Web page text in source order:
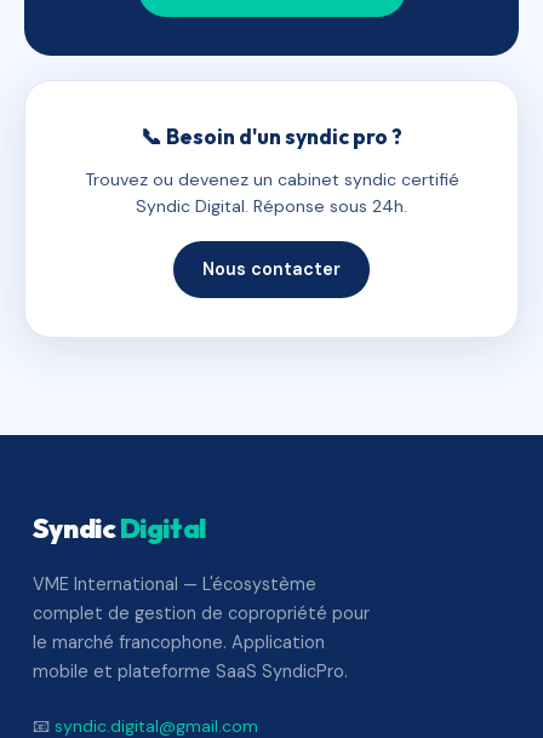
📞 Besoin d'un syndic pro ?
Trouvez ou devenez un cabinet syndic certifié
Syndic Digital. Réponse sous 24h.
Nous contacter
SyndicDigital
VME International — L'écosystème
complet de gestion de copropriété pour
le marché francophone. Application
mobile et plateforme SaaS SyndicPro.
📧 syndic.digital@gmail.com